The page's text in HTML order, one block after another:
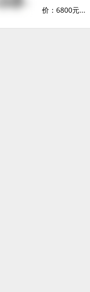
价：6800元...